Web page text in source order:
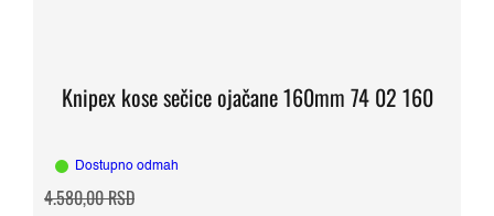
Knipex kose sečice ojačane 160mm 74 02 160
Dostupno odmah
4.580,00RSDOriginalna
cena
Trenutna
cena